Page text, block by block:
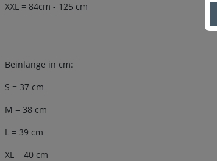
XXL = 84cm - 125 cm
Beinlänge in cm:
S = 37 cm
M = 38 cm
L = 39 cm
XL = 40 cm